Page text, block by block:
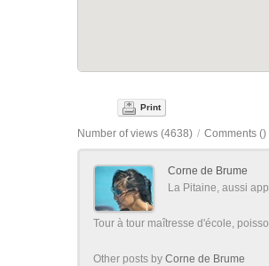
Print
Number of views (4638) / Comments ()
Corne de Brume
La Pitaine, aussi
Tour à tour maîtresse d'école,
Other posts by Corne de Brume